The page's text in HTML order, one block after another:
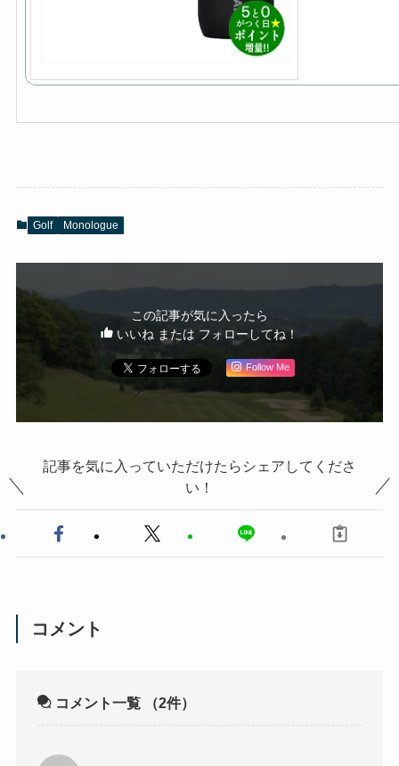
Golf Monologue
この記事が気に入ったら
いいね または フォローしてね！
Follow Me
記事を気に入っていただけたらシェアしてくださ
い！
コメント
コメント一覧 （2件）